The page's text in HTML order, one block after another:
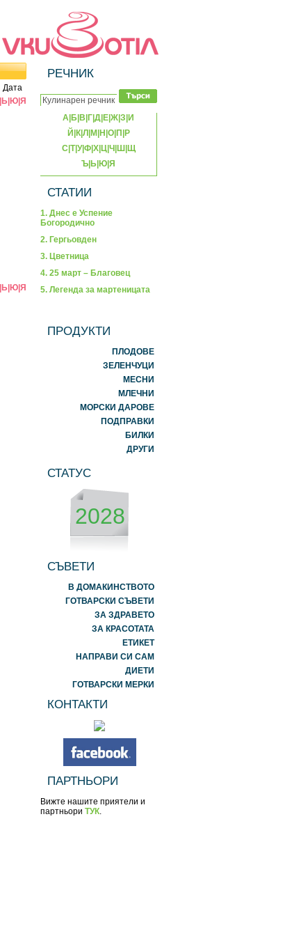
Дата
Ь Ю Я
Ь Ю Я
РЕЧНИК
А Б В Г Д Е Ж З И
Й К| Л М Н О| П Р
С Т|У|Ф| Х| Ц| Ч Ш Щ
Ъ Ь Ю Я
СТАТИИ
1. Днес е Успение
Богородично
2. Гергьовден
3. Цветница
4. 25 март – Благовец
5. Легенда за мартеницата
ПРОДУКТИ
ПЛОДОВЕ
ЗЕЛЕНЧУЦИ
МЕСНИ
МЛЕЧНИ
МОРСКИ ДАРОВЕ
ПОДПРАВКИ
БИЛКИ
ДРУГИ
СТАТУС
2028
СЪВЕТИ
В ДОМАКИНСТВОТО
ГОТВАРСКИ СЪВЕТИ
ЗА ЗДРАВЕТО
ЗА КРАСОТАТА
ЕТИКЕТ
НАПРАВИ СИ САМ
ДИЕТИ
ГОТВАРСКИ МЕРКИ
КОНТАКТИ
ПАРТНЬОРИ
Вижте нашите приятели и
партньори ТУК.